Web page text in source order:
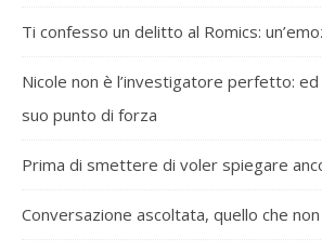
Ti confesso un delitto al Romics:
Nicole non è l’investigatore perfetto:
suo punto di forza
Prima di smettere di voler spiegare
Conversazione ascoltata, quello che